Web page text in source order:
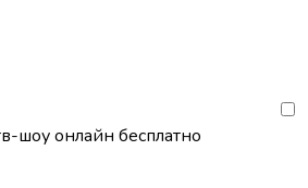
шоу онлайн бесплатно